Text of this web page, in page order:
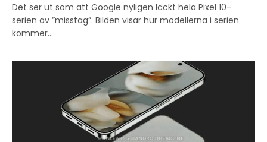
Det ser ut som att Google nyligen läckt hela Pixel 10-
serien av ”misstag”. Bilden visar hur modellerna i serien
kommer…